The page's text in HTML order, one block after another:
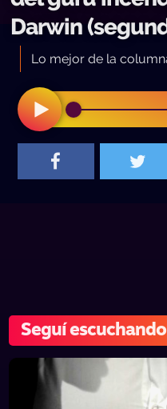
Darwin
Lo mejor de la
Seguí